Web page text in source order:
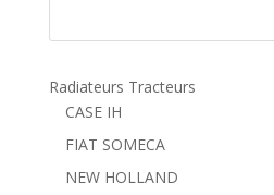
Radiateurs Tracteurs
CASE IH
FIAT SOMECA
NEW HOLLAND